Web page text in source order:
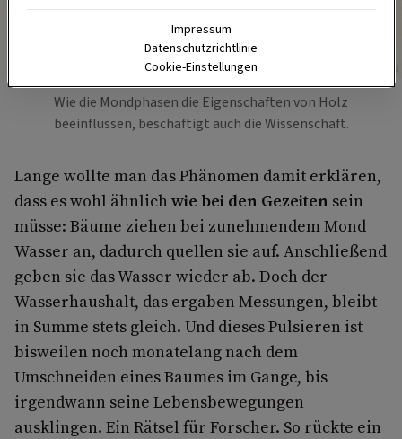
Foto: Andreas Posselt
Wie die Mondphasen die Eigenschaften von Holz
beeinflussen, beschäftigt auch die Wissenschaft.
Lange wollte man das Phänomen damit erklären,
dass es wohl ähnlich wie bei den Gezeiten sein
müsse: Bäume ziehen bei zunehmendem Mond
Wasser an, dadurch quellen sie auf. Anschließend
geben sie das Wasser wieder ab. Doch der
Wasserhaushalt, das ergaben Messungen, bleibt
in Summe stets gleich. Und dieses Pulsieren ist
bisweilen noch monatelang nach dem
Umschneiden eines Baumes im Gange, bis
irgendwann seine Lebensbewegungen
ausklingen. Ein Rätsel für Forscher. So rückte ein
Impressum
Datenschutzrichtlinie
Cookie-Einstellungen